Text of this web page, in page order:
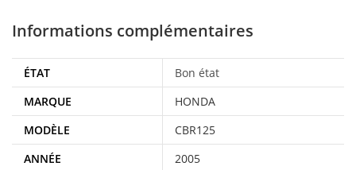
Informations complémentaires
ÉTAT
Bon état
MARQUE
HONDA
MODÈLE
CBR125
ANNÉE
2005